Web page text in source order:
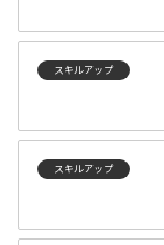
スキルアップ
スキルアップ